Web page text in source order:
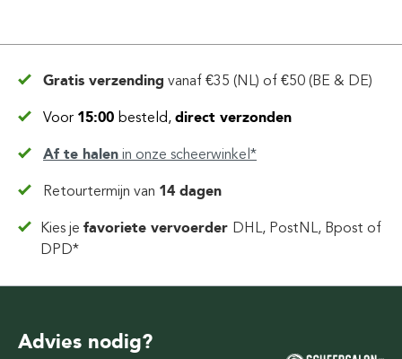
Gratis verzending vanaf €35 (NL) of €50 (BE & DE)
Voor 15:00 besteld, direct verzonden
Af te halen in onze scheerwinkel*
Retourtermijn van 14 dagen
Kies jefavoriete vervoerder DHL, PostNL, Bpost of
DPD*
Advies nodig?